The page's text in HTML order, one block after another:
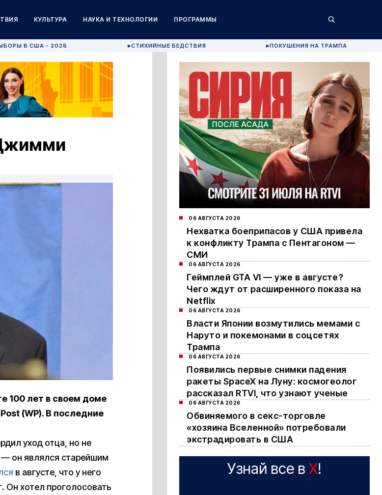
КУЛЬТУРА НАУКА И ТЕХНОЛОГИИ ПРОГРАММЫ
В США - 2026 ▶СТИХИЙНЫЕ БЕДСТВИЯ ▶ПОКУШЕНИЯ НА ТРАМПА
100 лет в своем доме
(WP). В последние
уход отца, но не
— он являлся старейшим
в августе, что у него
Он хотел проголосовать
06 АВГУСТА 2026
Нехватка боеприпасов у США привела
к конфликту Трампа с Пентагоном —
СМИ
06 АВГУСТА 2026
Геймплей GTA VI — уже в августе?
Чего ждут от расширенного показа на
Netflix
06 АВГУСТА 2026
Власти Японии возмутились мемами с
Наруто и покемонами в соцсетях
Трампа
06 АВГУСТА 2026
Появились первые снимки падения
ракеты SpaceX на Луну: космогеолог
рассказал RTVI, что узнают ученые
06 АВГУСТА 2026
Обвиняемого в секс-торговле
«хозяина Вселенной» потребовали
экстрадировать в США
Узнай все в X!